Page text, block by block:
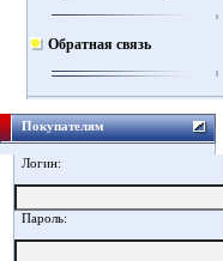
Обратная связь
Покупателям
Логин:
Пароль: